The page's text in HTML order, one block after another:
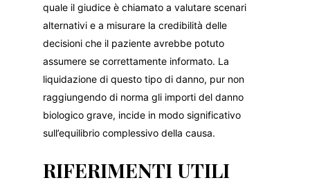
quale il giudice è chiamato a valutare scenari
alternativi e a misurare la credibilità delle
decisioni che il paziente avrebbe potuto
assumere se correttamente informato. La
liquidazione di questo tipo di danno, pur non
raggiungendo di norma gli importi del danno
biologico grave, incide in modo significativo
sull’equilibrio complessivo della causa.
RIFERIMENTI UTILI